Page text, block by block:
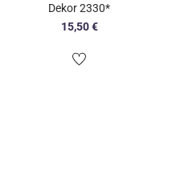
Dekor 2330*
15,50€